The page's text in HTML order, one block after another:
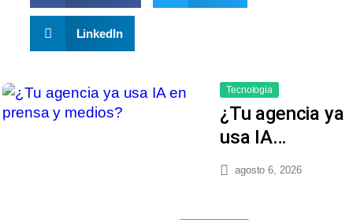
LinkedIn
Tecnologia
¿Tu agencia ya
usa IA…
agosto 6, 2026